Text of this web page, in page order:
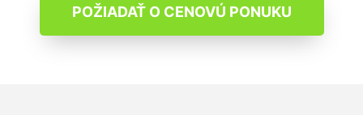
POŽIADAŤ O CENOVÚ PONUKU